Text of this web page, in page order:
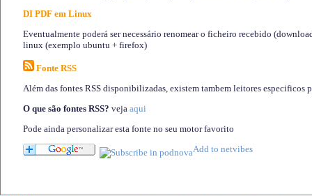
DI PDF em Linux
Eventualmente poderá ser necessário renomear o ficheiro recebido
linux (exemplo ubuntu + firefox)
Fonte RSS
Além das fontes RSS disponibilizadas, existem tambem leitores especificos
O que são fontes RSS? veja aqui
Pode ainda personalizar esta fonte no seu motor favorito